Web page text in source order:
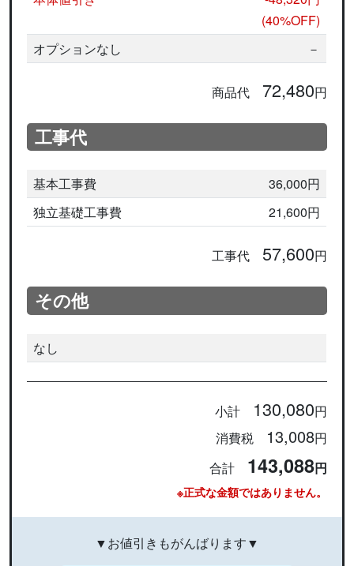
(40%OFF)
オプションなし
－
商品代 72,480円
工事代
基本工事費
36,000円
独立基礎工事費
21,600円
工事代 57,600円
その他
なし
小計 130,080円
消費税 13,008円
合計 143,088円
※正式な金額ではありません。
▼お値引きもがんばります▼